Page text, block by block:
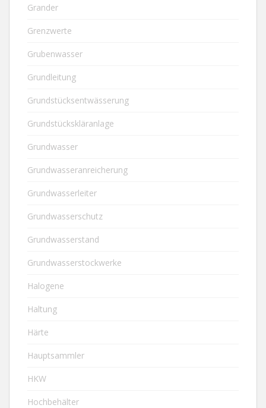
Grander
Grenzwerte
Grubenwasser
Grundleitung
Grundstücksentwässerung
Grundstückskläranlage
Grundwasser
Grundwasseranreicherung
Grundwasserleiter
Grundwasserschutz
Grundwasserstand
Grundwasserstockwerke
Halogene
Haltung
Härte
Hauptsammler
HKW
Hochbehälter